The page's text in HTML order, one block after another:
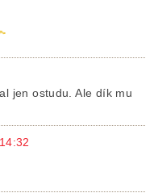
jen ostudu. Ale dík mu